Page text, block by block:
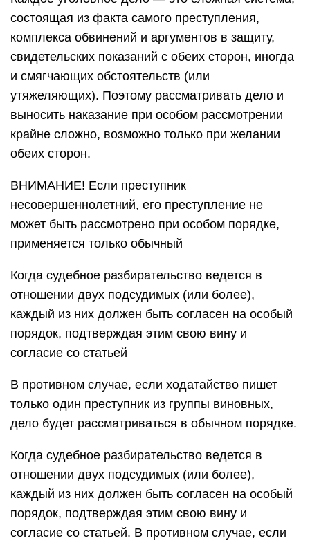
состоящая из факта самого преступления,
комплекса обвинений и аргументов в защиту,
свидетельских показаний с обеих сторон, иногда
и смягчающих обстоятельств (или
утяжеляющих). Поэтому рассматривать дело и
выносить наказание при особом рассмотрении
крайне сложно, возможно только при желании
обеих сторон.
ВНИМАНИЕ! Если преступник
несовершеннолетний, его преступление не
может быть рассмотрено при особом порядке,
применяется только обычный
Когда судебное разбирательство ведется в
отношении двух подсудимых (или более),
каждый из них должен быть согласен на особый
порядок, подтверждая этим свою вину и
согласие со статьей
В противном случае, если ходатайство пишет
только один преступник из группы виновных,
дело будет рассматриваться в обычном порядке.
Когда судебное разбирательство ведется в
отношении двух подсудимых (или более),
каждый из них должен быть согласен на особый
порядок, подтверждая этим свою вину и
согласие со статьей. В противном случае, если